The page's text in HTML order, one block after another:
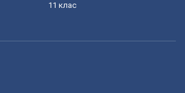
11 клас